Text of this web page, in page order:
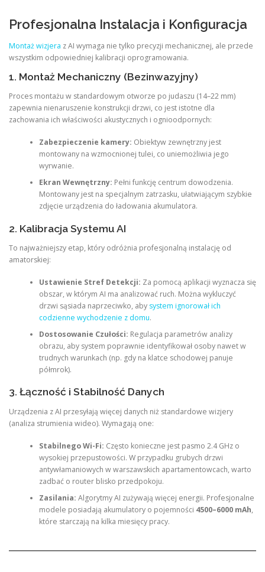
Profesjonalna Instalacja i Konfiguracja
Montaż wizjera z AI wymaga nie tylko precyzji mechanicznej, ale przede
wszystkim odpowiedniej kalibracji oprogramowania.
1. Montaż Mechaniczny (Bezinwazyjny)
Proces montażu w standardowym otworze po judaszu (14–22 mm)
zapewnia nienaruszenie konstrukcji drzwi, co jest istotne dla
zachowania ich właściwości akustycznych i ognioodpornych:
Zabezpieczenie kamery: Obiektyw zewnętrzny jest
montowany na wzmocnionej tulei, co uniemożliwia jego
wyrwanie.
Ekran Wewnętrzny: Pełni funkcję centrum dowodzenia.
Montowany jest na specjalnym zatrzasku, ułatwiającym szybkie
zdjęcie urządzenia do ładowania akumulatora.
2. Kalibracja Systemu AI
To najważniejszy etap, który odróżnia profesjonalną instalację od
amatorskiej:
Ustawienie Stref Detekcji: Za pomocą aplikacji wyznacza się
obszar, w którym AI ma analizować ruch. Można wykluczyć
drzwi sąsiada naprzeciwko, aby system ignorował ich
codzienne wychodzenie z domu.
Dostosowanie Czułości: Regulacja parametrów analizy
obrazu, aby system poprawnie identyfikował osoby nawet w
trudnych warunkach (np. gdy na klatce schodowej panuje
półmrok).
3. Łączność i Stabilność Danych
Urządzenia z AI przesyłają więcej danych niż standardowe wizjery
(analiza strumienia wideo). Wymagają one:
Stabilnego Wi-Fi: Często konieczne jest pasmo 2.4 GHz o
wysokiej przepustowości. W przypadku grubych drzwi
antywłamaniowych w warszawskich apartamentowcach, warto
zadbać o router blisko przedpokoju.
Zasilania: Algorytmy AI zużywają więcej energii. Profesjonalne
modele posiadają akumulatory o pojemności 4500–6000 mAh,
które starczają na kilka miesięcy pracy.